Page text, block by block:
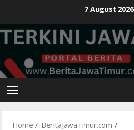
content
7 August 2026
Primary
Home
BeritaJawaTimur.com